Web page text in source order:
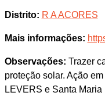
Distrito: R A ACORES
Mais informações:
Observações: Trazer
proteção solar. Ação
LEVERS e Santa Maria